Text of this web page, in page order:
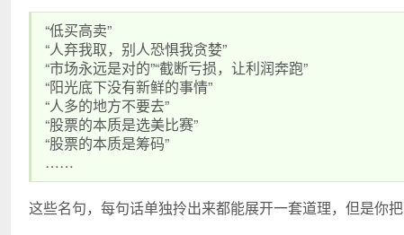
“低买高卖”
“人弃我取，别人恐惧我贪婪”
“市场永远是对的”“截断亏损，让利润奔跑”
“阳光底下没有新鲜的事情”
“人多的地方不要去”
“股票的本质是选美比赛”
“股票的本质是筹码”
……
这些名句，每句话单独拎出来都能展开一套道理，但是你